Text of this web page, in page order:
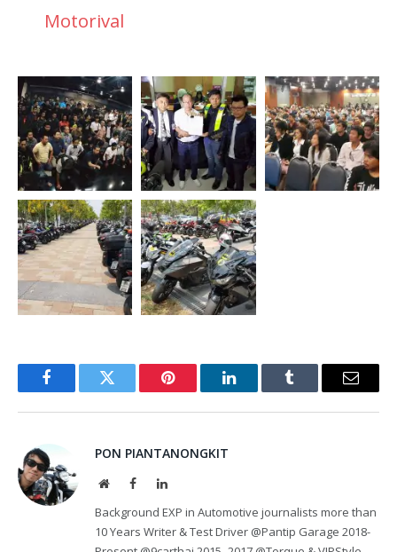
Motorival
FacebookTwitter Pinterest LinkedInTumblr Email
PON PIANTANONGKIT
WebsiteFacebookLinkedIn
Background EXP in Automotive journalists more than
10 Years Writer & Test Driver @Pantip Garage 2018-